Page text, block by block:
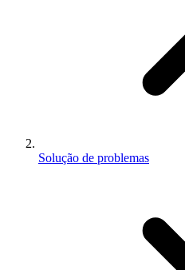
Solução de problemas